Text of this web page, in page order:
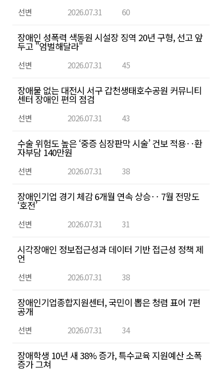
자,
작
성
일,
조
회
수
첨
파
일
을
인
할
수
습
니
다.
선변 2026.07.31 60
장애인 성폭력 색동원 시설장 징역 20년 구형, 선고 앞
두고 "엄벌해달라"
선변 2026.07.31 45
장애물 없는 대전시 서구 갑천생태호수공원 커뮤니티
센터 장애인 편의 점검
선변 2026.07.31 43
수술 위험도 높은 ‘중증 심장판막 시술’ 건보 적용‥환
자부담 140만원
선변 2026.07.31 38
장애인기업 경기 체감 6개월 연속 상승‥ 7월 전망도
‘호전’
선변 2026.07.31 31
시각장애인 정보접근성과 데이터 기반 접근성 정책 제
언
선변 2026.07.31 38
장애인기업종합지원센터, 국민이 뽑은 청렴 표어 7편
공개
선변 2026.07.31 34
장애학생 10년 새 38% 증가, 특수교육 지원예산 소폭
증가 그쳐